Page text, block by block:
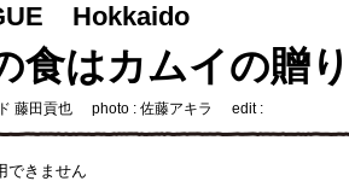
Hokkaido
食はカムイの贈
藤田貢也 photo : 佐藤アキラ edit :
できません